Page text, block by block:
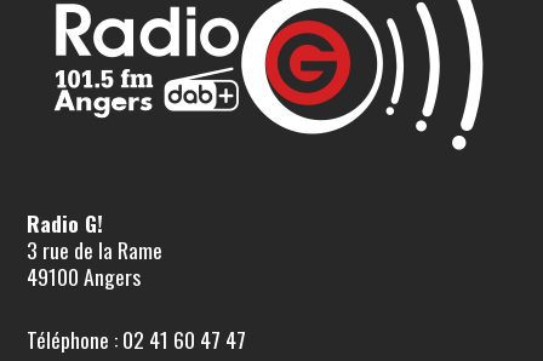
Radio G!
3 rue de la Rame
49100 Angers
Téléphone : 02 41 60 47 47